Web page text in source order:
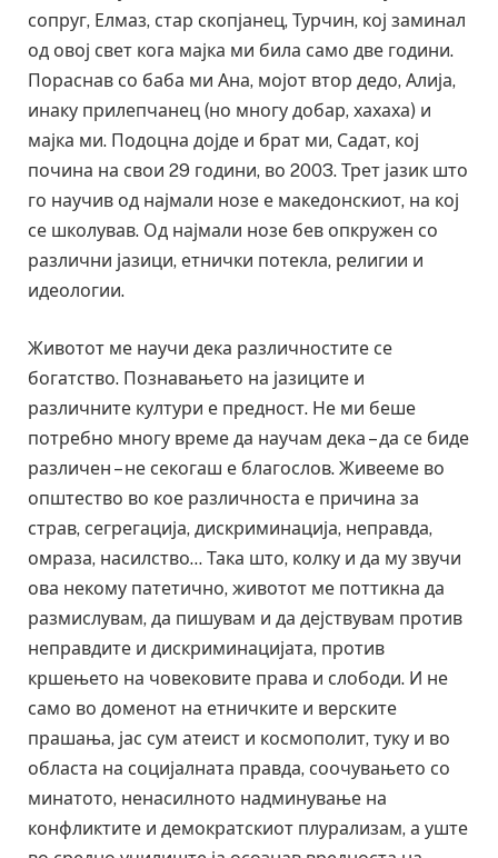
сопруг, Елмаз, стар скопјанец, Турчин, кој заминал
од овој свет кога мајка ми била само две години.
Пораснав со баба ми Ана, мојот втор дедо, Алија,
инаку прилепчанец (но многу добар, хахаха) и
мајка ми. Подоцна дојде и брат ми, Садат, кој
почина на свои 29 години, во 2003. Трет јазик што
го научив од најмали нозе е македонскиот, на кој
се школував. Од најмали нозе бев опкружен со
различни јазици, етнички потекла, религии и
идеологии.
Животот ме научи дека различностите се
богатство. Познавањето на јазиците и
различните култури е предност. Не ми беше
потребно многу време да научам дека – да се биде
различен – не секогаш е благослов. Живееме во
општество во кое различноста е причина за
страв, сегрегација, дискриминација, неправда,
омраза, насилство… Така што, колку и да му звучи
ова некому патетично, животот ме поттикна да
размислувам, да пишувам и да дејствувам против
неправдите и дискриминацијата, против
кршењето на човековите права и слободи. И не
само во доменот на етничките и верските
прашања, јас сум атеист и космополит, туку и во
областа на социјалната правда, соочувањето со
минатото, ненасилното надминување на
конфликтите и демократскиот плурализам, а уште